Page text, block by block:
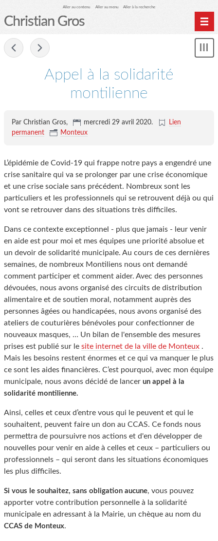
Aller au contenu Aller au menu Aller à la recherche
Christian Gros
Appel à la solidarité
montilienne
Par Christian Gros, mercredi 29 avril 2020.
Lien
permanent
Monteux
L’épidémie de Covid-19 qui frappe notre pays a engendré une
crise sanitaire qui va se prolonger par une crise économique
et une crise sociale sans précédent. Nombreux sont les
particuliers et les professionnels qui se retrouvent déjà ou qui
vont se retrouver dans des situations très difficiles.
Dans ce contexte exceptionnel - plus que jamais - leur venir
en aide est pour moi et mes équipes une priorité absolue et
un devoir de solidarité municipale. Au cours de ces dernières
semaines, de nombreux Montiliens nous ont demandé
comment participer et comment aider. Avec des personnes
dévouées, nous avons organisé des circuits de distribution
alimentaire et de soutien moral, notamment auprès des
personnes âgées ou handicapées, nous avons organisé des
ateliers de couturières bénévoles pour confectionner de
nouveaux masques, … Un bilan de l'ensemble des mesures
prises est publié sur le site internet de la ville de Monteux .
Mais les besoins restent énormes et ce qui va manquer le plus
ce sont les aides financières. C’est pourquoi, avec mon équipe
municipale, nous avons décidé de lancer un appel à la
solidarité montilienne.
Ainsi, celles et ceux d’entre vous qui le peuvent et qui le
souhaitent, peuvent faire un don au CCAS. Ce fonds nous
permettra de poursuivre nos actions et d'en développer de
nouvelles pour venir en aide à celles et ceux – particuliers ou
professionnels – qui seront dans les situations économiques
les plus difficiles.
Si vous le souhaitez, sans obligation aucune, vous pouvez
apporter votre contribution personnelle à la solidarité
municipale en adressant à la Mairie, un chèque au nom du
CCAS de Monteux.